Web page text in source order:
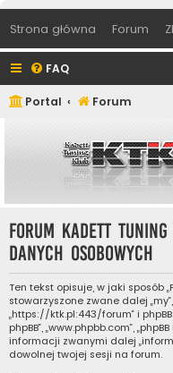
Strona główna Forum
FAQ
Portal Forum
Forum Kadett
danych osobowych
Ten tekst opisuje, w jaki sposób
stowarzyszone zwane dalej „my”,
„https://ktk.pl:443/forum” i
phpBB”, „www.phpbb.com”,
informacji zwanymi dalej
dowolnej twojej sesji na forum.